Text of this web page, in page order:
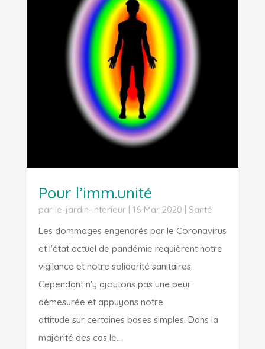
Pour l’imm.unité
par le-jardin-interieur| 16 Mar 2020 | Santé
Les dommages engendrés par le Coronavirus
et l'état actuel de pandémie requièrent notre
vigilance et notre solidarité sanitaires.
Cependant n'y ajoutons pas une peur
démesurée et appuyons notre
attitude sur certaines bases simples. Dans la
majorité des cas le...